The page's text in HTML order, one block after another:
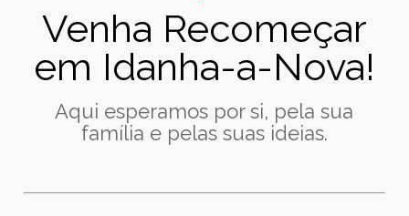
Venha Recomeçar
em Idanha-a-Nova!
Aqui esperamos por si, pela sua
família e pelas suas ideias.